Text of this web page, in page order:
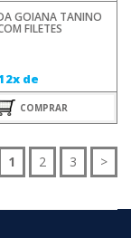
GOIANA TANINO
FILETES
de
COMPRAR
1 2 3 >